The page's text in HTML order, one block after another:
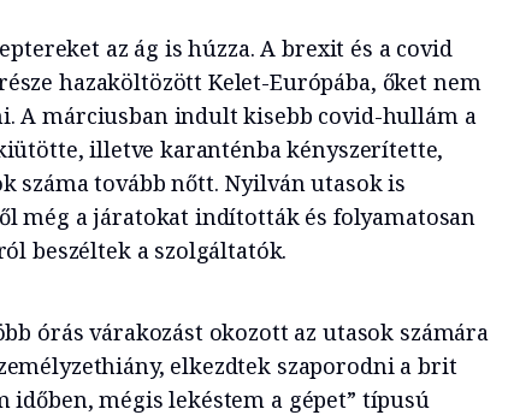
az ág is húzza. A brexit és a covid
hazaköltözött Kelet-Európába, őket nem
A márciusban indult kisebb covid-hullám a
illetve karanténba kényszerítette,
száma tovább nőtt. Nyilván utasok is
még a járatokat indították és folyamatosan
beszéltek a szolgáltatók.
órás várakozást okozott az utasok számára
elkezdtek szaporodni a brit
időben, mégis lekéstem a gépet” típusú